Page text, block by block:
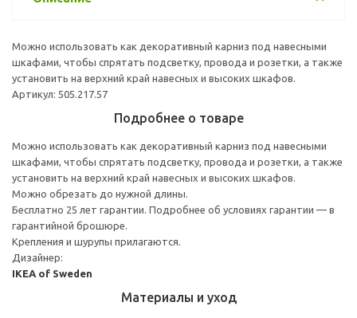
Можно использовать как декоративный карниз под навесными
шкафами, чтобы спрятать подсветку, провода и розетки, а также
установить на верхний край навесных и высоких шкафов.
Артикул: 505.217.57
Подробнее о товаре
Можно использовать как декоративный карниз под навесными
шкафами, чтобы спрятать подсветку, провода и розетки, а также
установить на верхний край навесных и высоких шкафов.
Можно обрезать до нужной длины.
Бесплатно 25 лет гарантии. Подробнее об условиях гарантии — в
гарантийной брошюре.
Крепления и шурупы прилагаются.
Дизайнер:
IKEA of Sweden
Материалы и уход